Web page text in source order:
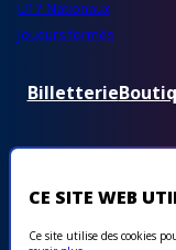
CE SITE WEB
Ce site utilise des cookies
U17 Nationaux
Joueurs formés
Billetterie